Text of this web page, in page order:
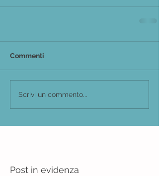
Commenti
Scrivi un commento...
Post in evidenza